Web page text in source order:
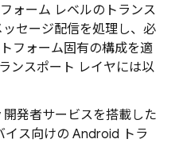
ォーム レベルのトランス
セージ配信を処理し、必
フォーム固有の構成を適
ンスポート レイヤには以
発者サービスを搭載した
ス向けの Android トラ